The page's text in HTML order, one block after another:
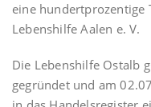
eine hundertprozentige
Lebenshilfe Aalen e. V.
Die Lebenshilfe Ostalb
gegründet und am